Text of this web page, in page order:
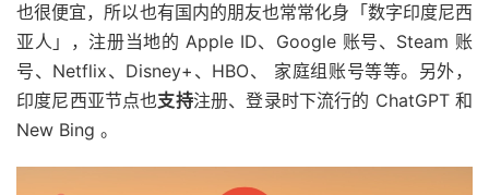
也很便宜，所以也有国内的朋友也常常化身「数字印度尼西
亚人」，注册当地的 Apple ID、Google 账号、Steam 账
号、Netflix、Disney+、HBO、 家庭组账号等等。另外，
印度尼西亚节点也支持注册、登录时下流行的 ChatGPT 和
New Bing 。